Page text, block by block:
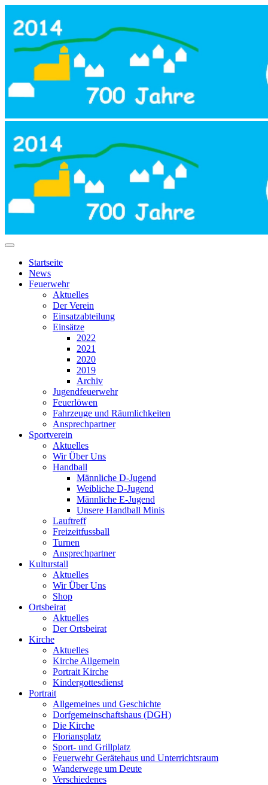
Startseite
News
Feuerwehr
Aktuelles
Der Verein
Einsatzabteilung
Einsätze
2022
2021
2020
2019
Archiv
Jugendfeuerwehr
Feuerlöwen
Fahrzeuge und Räumlichkeiten
Ansprechpartner
Sportverein
Aktuelles
Wir Über Uns
Handball
Männliche D-Jugend
Weibliche D-Jugend
Männliche E-Jugend
Unsere Handball Minis
Lauftreff
Freizeitfussball
Turnen
Ansprechpartner
Kulturstall
Aktuelles
Wir Über Uns
Shop
Ortsbeirat
Aktuelles
Der Ortsbeirat
Kirche
Aktuelles
Kirche Allgemein
Portrait Kirche
Kindergottesdienst
Portrait
Allgemeines und Geschichte
Dorfgemeinschaftshaus (DGH)
Die Kirche
Floriansplatz
Sport- und Grillplatz
Feuerwehr Gerätehaus und Unterrichtsraum
Wanderwege um Deute
Verschiedenes